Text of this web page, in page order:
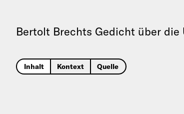
Bertolt Brechts Gedicht über
Inhalt Kontext Quelle